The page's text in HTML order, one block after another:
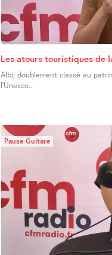
Les atours touristiques de
Albi, doublement classé au
l’Unesco...
Pause Guitare